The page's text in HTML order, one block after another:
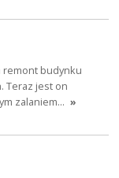
remont budynku
Teraz jest on
zalaniem… »